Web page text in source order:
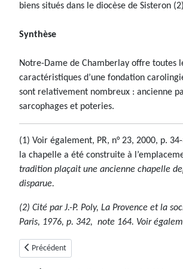
biens situés dans le diocèse de Sisteron
Synthèse
Notre-Dame de Chamberlay offre toutes
caractéristiques d’une fondation
sont relativement nombreux : ancienne
sarcophages et poteries.
(1) Voir également, PR, n° 23, 2000, p.
la chapelle a été construite à
tradition plaçait une ancienne chapelle
disparue.
(2) Cité par J.-P. Poly, La Provence et la
Paris, 1976, p. 342, note 164. Voir
Article précédent : Curel
Précédent